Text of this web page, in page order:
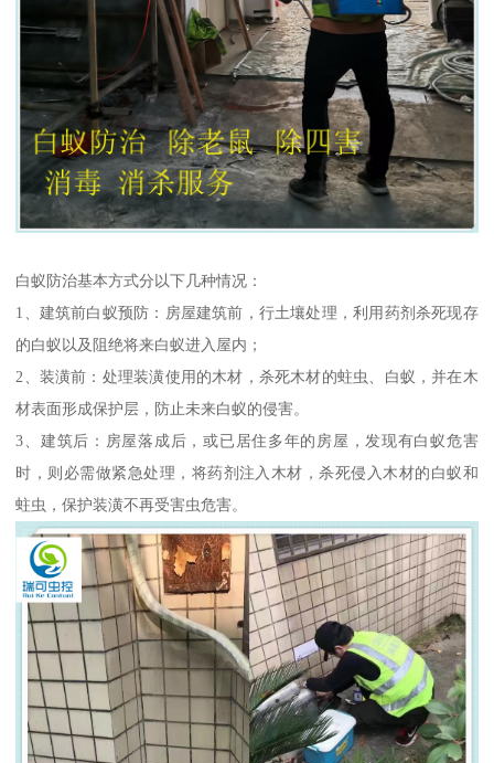
白蚁防治基本方式分以下几种情况：
1、建筑前白蚁预防：房屋建筑前，行土壤处理，利用药剂杀死现存
的白蚁以及阻绝将来白蚁进入屋内；
2、装潢前：处理装潢使用的木材，杀死木材的蛀虫、白蚁，并在木
材表面形成保护层，防止未来白蚁的侵害。
3、建筑后：房屋落成后，或已居住多年的房屋，发现有白蚁危害
时，则必需做紧急处理，将药剂注入木材，杀死侵入木材的白蚁和
蛀虫，保护装潢不再受害虫危害。